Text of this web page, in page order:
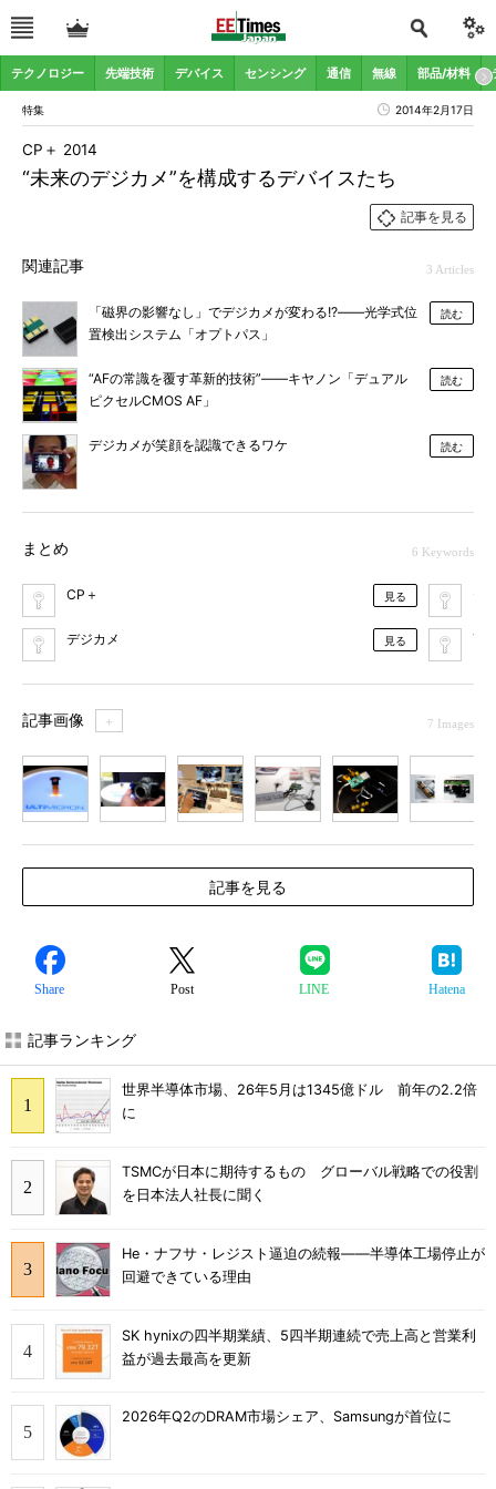
テクノロジー 先端技術 デバイス センシング 通信 無線 部品/材料
特集 2014年2月17日
“未来のデジカメ”を構成するデバイスたち
CP＋ 2014
記事を見る
関連記事 3 Articles
「磁界の影響なし」でデジカメが変わる!?――光学式位
置検出システム「オプトパス」
読む
“AFの常識を覆す革新的技術”――キヤノン「デュアル
ピクセルCMOS AF」
読む
デジカメが笑顔を認識できるワケ 読む
まとめ 6 Keywords
CP＋ 見る
デジカメ 見る
セ
記事画像 ＋ 7 Images
記事を見る
Share Post LINE Hatena
記事ランキング
世界半導体市場、26年5月は1345億ドル 前年の2.2倍
に
TSMCが日本に期待するもの グローバル戦略での役割
を日本法人社長に聞く
He・ナフサ・レジスト逼迫の続報――半導体工場停止が
回避できている理由
SK hynixの四半期業績、5四半期連続で売上高と営業利
益が過去最高を更新
2026年Q2のDRAM市場シェア、Samsungが首位に